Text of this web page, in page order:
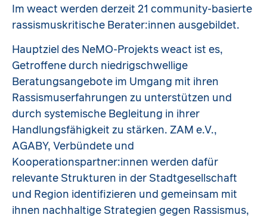
Im weact werden derzeit 21 community-basierte
rassismuskritische Berater:innen ausgebildet.
Hauptziel des NeMO-Projekts weact ist es,
Getroffene durch niedrigschwellige
Beratungsangebote im Umgang mit ihren
Rassismuserfahrungen zu unterstützen und
durch systemische Begleitung in ihrer
Handlungsfähigkeit zu stärken. ZAM e.V.,
AGABY, Verbündete und
Kooperationspartner:innen werden dafür
relevante Strukturen in der Stadtgesellschaft
und Region identifizieren und gemeinsam mit
ihnen nachhaltige Strategien gegen Rassismus,